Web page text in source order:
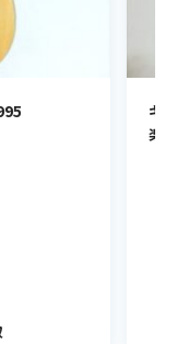
ギ
楽